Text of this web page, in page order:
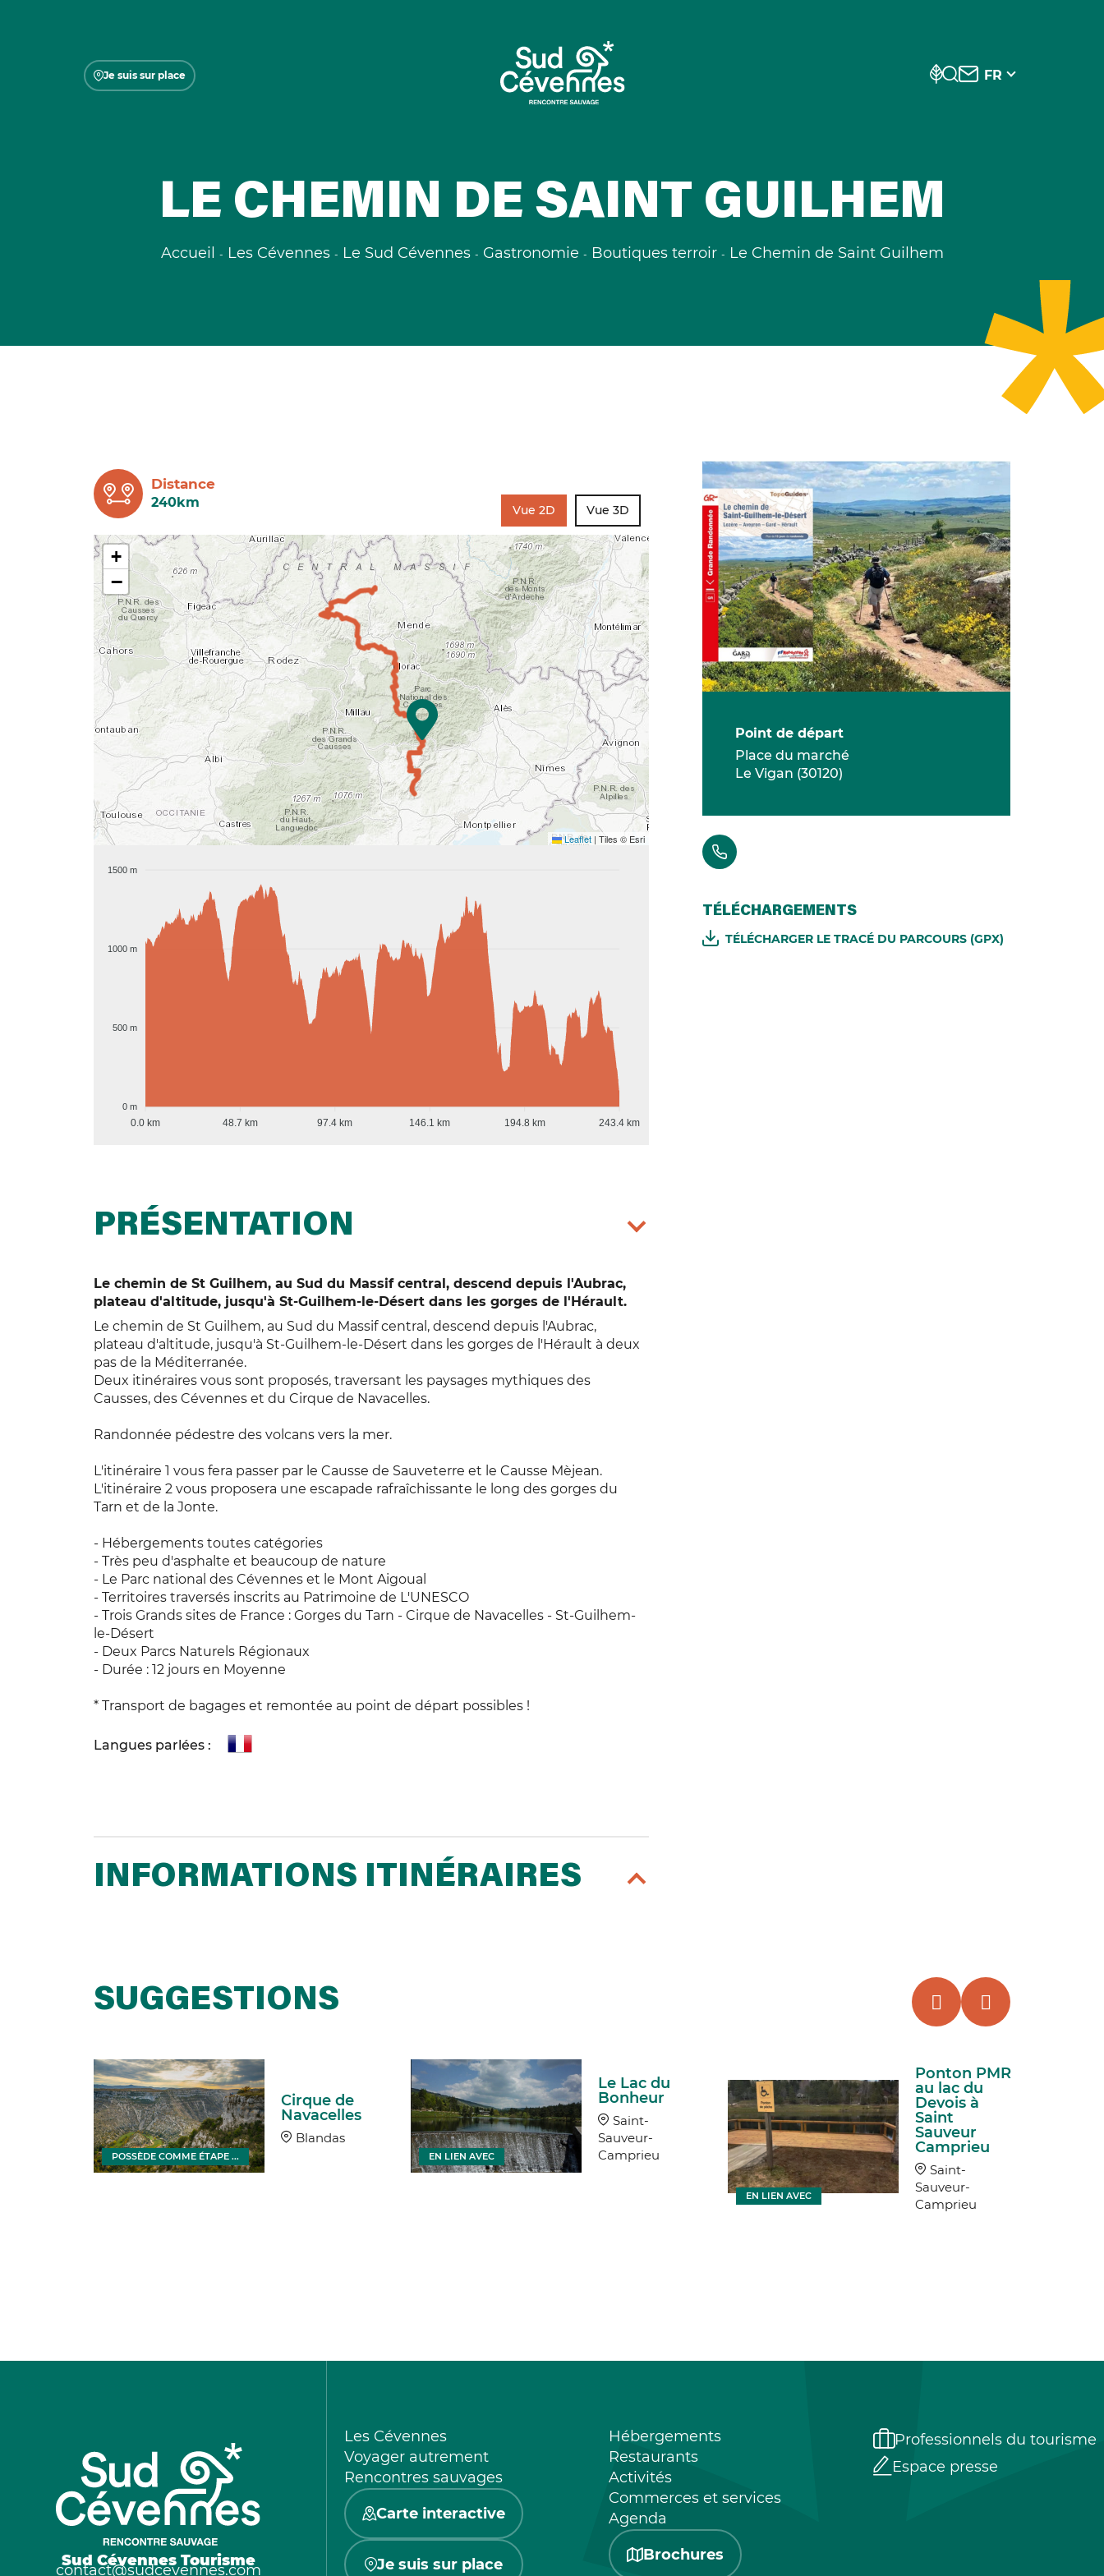
Je suis sur place FR
LE CHEMIN DE SAINT GUILHEM
Accueil Les Cévennes Le Sud Cévennes Gastronomie Boutiques terroir Le Chemin de Saint Guilhem
Distance
240km Vue 2D Vue 3D
+
−
Leaflet | Tiles © Esri
1500 m
1000 m
500 m
0 m
0.0 km 48.7 km 97.4 km 146.1 km 194.8 km 243.4 km
PRÉSENTATION
Le chemin de St Guilhem, au Sud du Massif central, descend depuis l'Aubrac,
plateau d'altitude, jusqu'à St-Guilhem-le-Désert dans les gorges de l'Hérault.
Le chemin de St Guilhem, au Sud du Massif central, descend depuis l'Aubrac,
plateau d'altitude, jusqu'à St-Guilhem-le-Désert dans les gorges de l'Hérault à deux
pas de la Méditerranée.
Deux itinéraires vous sont proposés, traversant les paysages mythiques des
Causses, des Cévennes et du Cirque de Navacelles.
Randonnée pédestre des volcans vers la mer.
L'itinéraire 1 vous fera passer par le Causse de Sauveterre et le Causse Mèjean.
L'itinéraire 2 vous proposera une escapade rafraîchissante le long des gorges du
Tarn et de la Jonte.
- Hébergements toutes catégories
- Très peu d'asphalte et beaucoup de nature
- Le Parc national des Cévennes et le Mont Aigoual
- Territoires traversés inscrits au Patrimoine de L'UNESCO
- Trois Grands sites de France : Gorges du Tarn - Cirque de Navacelles - St-Guilhem-
le-Désert
- Deux Parcs Naturels Régionaux
- Durée : 12 jours en Moyenne
* Transport de bagages et remontée au point de départ possibles !
Langues parlées :
INFORMATIONS ITINÉRAIRES
Point de départ
Place du marché
Le Vigan (30120)
TÉLÉCHARGEMENTS
TÉLÉCHARGER LE TRACÉ DU PARCOURS (GPX)
SUGGESTIONS
Cirque de
Navacelles
Blandas
POSSÈDE COMME ÉTAPE ...
Le Lac du
Bonheur
Saint-
Sauveur-
Camprieu
EN LIEN AVEC
Ponton PMR
au lac du
Devois à
Saint
Sauveur
Camprieu
Saint-
Sauveur-
Camprieu
EN LIEN AVEC
Sud Cévennes Tourisme
contact@sudcevennes.com
Les Cévennes
Voyager autrement
Rencontres sauvages
Carte interactive
Je suis sur place
Hébergements
Restaurants
Activités
Commerces et services
Agenda
Brochures
Professionnels du tourisme
Espace presse